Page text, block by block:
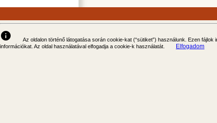
info
Az oldalon történő látogatása során cookie-kat (“sütiket”) használunk. Ezen
információkat. Az oldal használatával elfogadja a cookie-k használatát.
Elfogadom